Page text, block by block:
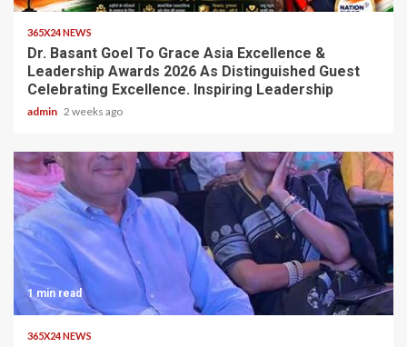
365X24 NEWS
Dr. Basant Goel To Grace Asia Excellence &
Leadership Awards 2026 As Distinguished Guest
Celebrating Excellence. Inspiring Leadership
admin 2 weeks ago
1 min read
365X24 NEWS